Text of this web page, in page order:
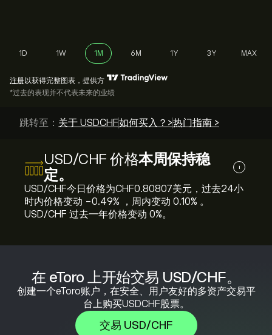
在 eToro 上开始交易 USD/CHF。
创建一个eToro账户，在安全、用户友好的多资产交易平
台上购买USDCHF股票。
交易 USD/CHF
1D 1W 1M 6M 1Y 3Y MAX
注册以获得完整图表，提供方
*过去的表现并不代表未来的业绩
跳转至： 关于 USDCHF如何买入？>热门指南 >
USD/CHF 价格本周保持稳
定。
i
USD/CHF今日价格为‎CHF‎0.80807美元，过去24小
时内价格变动 ‎-0.49‎% ，周内变动 ‎0.10‎% 。
USD/CHF 过去一年价格变动 ‎0‎%。